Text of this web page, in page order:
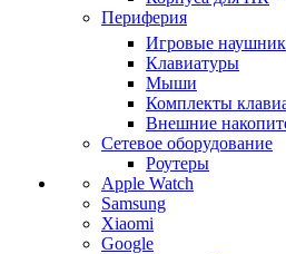
Периферия
Игровые
Клавиатуры
Мыши
Комплекты
Внешние
Сетевое оборудование
Роутеры
Apple Watch
Samsung
Xiaomi
Google